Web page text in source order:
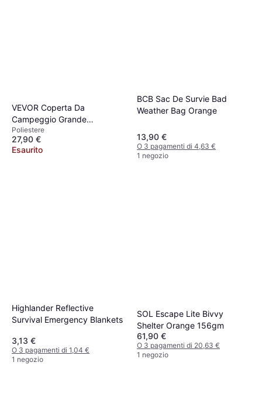
VEVOR Coperta Da
Campeggio Grande
Indossabile
Poliestere
27,90 €
Esaurito
BCB Sac De Survie Bad
Weather Bag Orange
13,90 €
O 3 pagamenti di 4,63 €
1 negozio
Highlander Reflective
Survival Emergency Blankets
3,13 €
O 3 pagamenti di 1,04 €
1 negozio
SOL Escape Lite Bivvy
Shelter Orange 156gm
61,90 €
O 3 pagamenti di 20,63 €
1 negozio